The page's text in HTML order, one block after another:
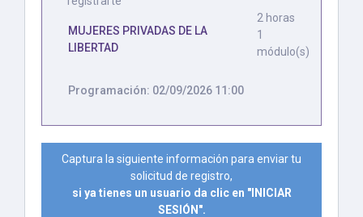
MUJERES PRIVADAS DE LA
LIBERTAD
2 horas
1
módulo(s)
Programación: 02/09/2026 11:00
Captura la siguiente información para enviar tu
solicitud de registro,
si ya tienes un usuario da clic en "INICIAR
SESIÓN".